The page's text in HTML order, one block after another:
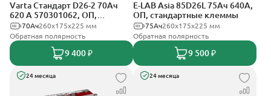
Varta Стандарт D26-2 70Ач
620 A 570301062, ОП,
стандартные клеммы
260х175х225 мм
70Ач
Обратная полярность
9 400 ₽
E-LAB Asia 85D26L 75Ач 640А,
ОП, стандартные клеммы
260х175х225 мм
75Ач
Обратная полярность
9 500 ₽
24 месяца 24 месяца